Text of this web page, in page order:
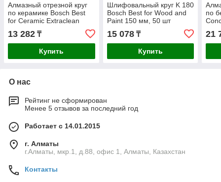
Алмазный отрезной круг
по керамике Bosch Best
for Ceramic Extraclean
Turbo 125x22.23x1.4x7 мм
13 282 ₸
Купить
Шлифовальный круг K 180
Bosch Best for Wood and
Paint 150 мм, 50 шт
15 078₸
Купить
по
21
О нас
Рейтинг не сформирован
Менее 5 отзывов за последний год
Работает с 14.01.2015
г. Алматы
г.Алматы, мкр.1, д.88, офис 1, Алматы, Казахстан
Контакты